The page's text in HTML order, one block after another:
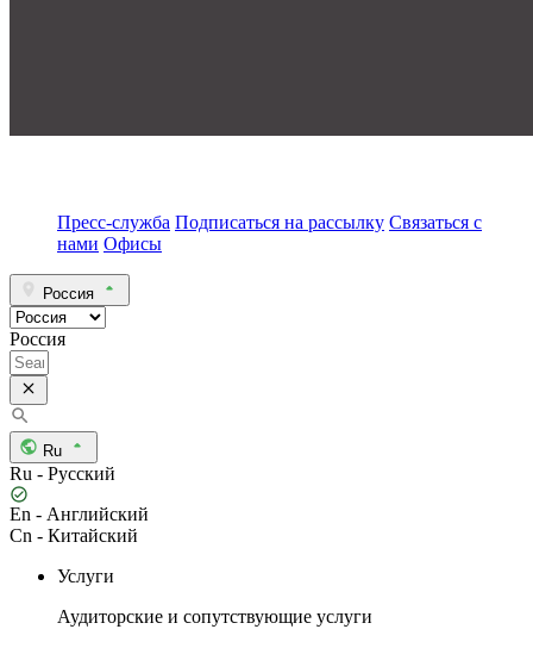
Пресс-служба Подписаться на рассылку Связаться с
нами Офисы
Россия
Россия
Ru
Ru - Русский
En - Английский
Cn - Китайский
Услуги
Аудиторские и сопутствующие услуги